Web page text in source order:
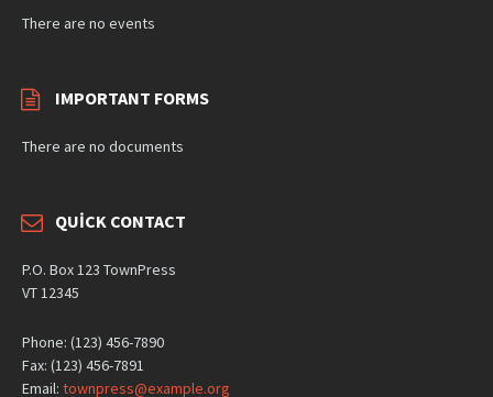
There are no events
IMPORTANT FORMS
There are no documents
QUICK CONTACT
P.O. Box 123 TownPress
VT 12345
Phone: (123) 456-7890
Fax: (123) 456-7891
Email: townpress@example.org